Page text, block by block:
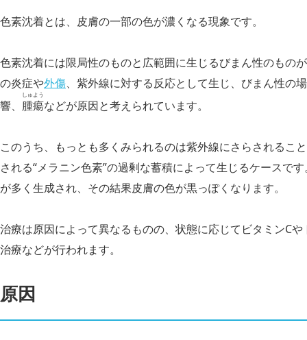
色素沈着とは、皮膚の一部の色が濃くなる現象です。
色素沈着には限局性のものと広範囲に生じるびまん性のもの
の炎症や外傷、紫外線に対する反応として生じ、びまん性の
響、 腫瘍
しゅよう
などが原因と考えられています。
このうち、もっとも多くみられるのは紫外線にさらされるこ
される“メラニン色素”の過剰な蓄積によって生じるケースで
が多く生成され、その結果皮膚の色が黒っぽくなります。
治療は原因によって異なるものの、状態に応じてビタミンC
治療などが行われます。
原因